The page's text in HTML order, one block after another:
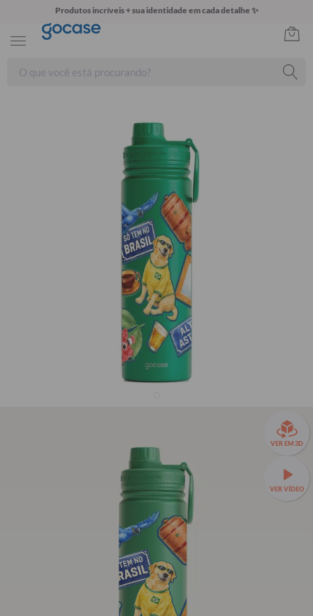
Produtos incríveis + sua identidade em cada detalhe ✨
VER EM 3D
VER VÍDEO
Garrafa Térmica Fresh + Ebook - Patrimônio do
Garrafa Térmica Fresh a partir de R$129,90!
conservação térmica e estampas exclusivas.